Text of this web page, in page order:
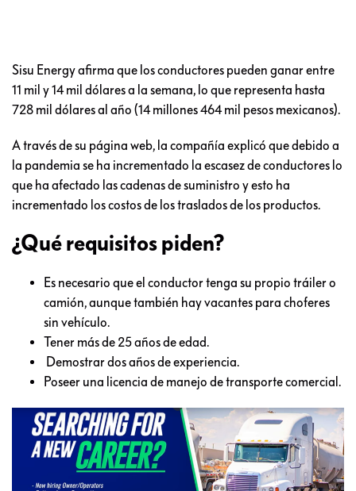
Sisu Energy afirma que los conductores pueden ganar entre
11 mil y 14 mil dólares a la semana, lo que representa hasta
728 mil dólares al año (14 millones 464 mil pesos mexicanos).
A través de su página web, la compañía explicó que debido a
la pandemia se ha incrementado la escasez de conductores lo
que ha afectado las cadenas de suministro y esto ha
incrementado los costos de los traslados de los productos.
¿Qué requisitos piden?
Es necesario que el conductor tenga su propio tráiler o
camión, aunque también hay vacantes para choferes
sin vehículo.
Tener más de 25 años de edad.
Demostrar dos años de experiencia.
Poseer una licencia de manejo de transporte comercial.